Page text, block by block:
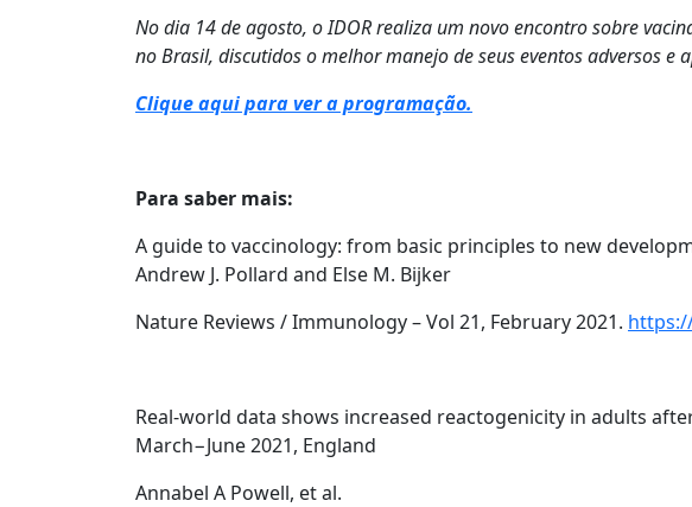
No dia 14 de agosto, o IDOR realiza um novo encontro sobre
no Brasil, discutidos o melhor manejo de seus eventos adversos
Clique aqui para ver a programação.
Para saber mais:
A guide to vaccinology: from basic principles to new
Andrew J. Pollard and Else M. Bijker
Nature Reviews / Immunology – Vol 21, February 2021.
Real-world data shows increased reactogenicity in adults
March−June 2021, England
Annabel A Powell, et al.